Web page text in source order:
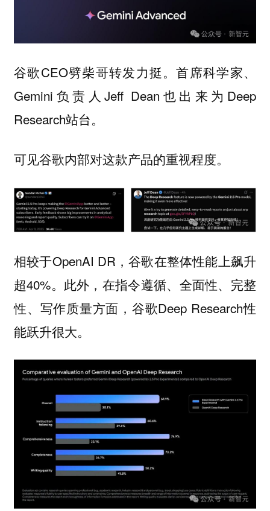
谷歌CEO劈柴哥转发力挺。首席科学家、
Gemini负责人Jeff Dean也出来为Deep
Research站台。
可见谷歌内部对这款产品的重视程度。
相较于OpenAI DR，谷歌在整体性能上飙升
超40%。此外，在指令遵循、全面性、完整
性、写作质量方面，谷歌Deep Research性
能跃升很大。